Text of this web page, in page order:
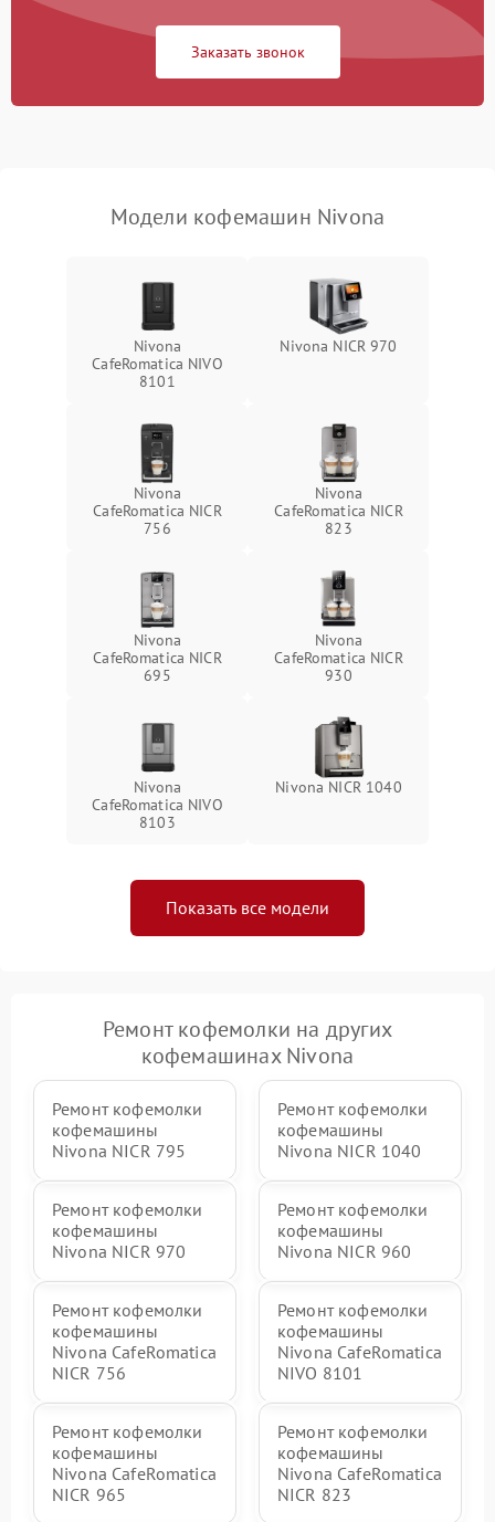
Заказать звонок
Модели кофемашин Nivona
Nivona
CafeRomatica NIVO
8101
Nivona NICR 970
Nivona
CafeRomatica NICR
756
Nivona
CafeRomatica NICR
823
Nivona
CafeRomatica NICR
695
Nivona
CafeRomatica NICR
930
Nivona
CafeRomatica NIVO
8103
Nivona NICR 1040
Показать все модели
Ремонт кофемолки на других
кофемашинах Nivona
Ремонт кофемолки
кофемашины
Nivona NICR 795
Ремонт кофемолки
кофемашины
Nivona NICR 1040
Ремонт кофемолки
кофемашины
Nivona NICR 970
Ремонт кофемолки
кофемашины
Nivona NICR 960
Ремонт кофемолки
кофемашины
Nivona CafeRomatica
NICR 756
Ремонт кофемолки
кофемашины
Nivona CafeRomatica
NIVO 8101
Ремонт кофемолки
кофемашины
Nivona CafeRomatica
NICR 965
Ремонт кофемолки
кофемашины
Nivona CafeRomatica
NICR 823